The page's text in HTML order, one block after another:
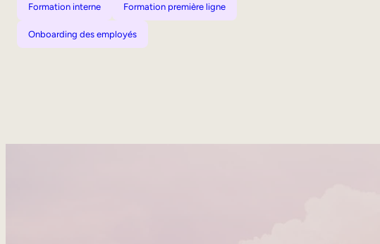
Formation interne Formation première ligne
Onboarding des employés